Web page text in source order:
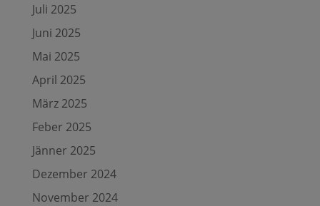
Juli 2025
Juni 2025
Mai 2025
April 2025
März 2025
Feber 2025
Jänner 2025
Dezember 2024
November 2024